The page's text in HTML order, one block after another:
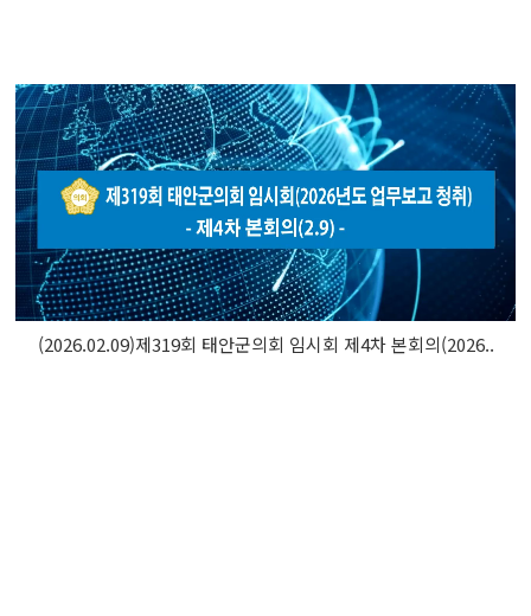
(2026.02.09)제319회 태안군의회 임시회 제4차 본회의(2026..